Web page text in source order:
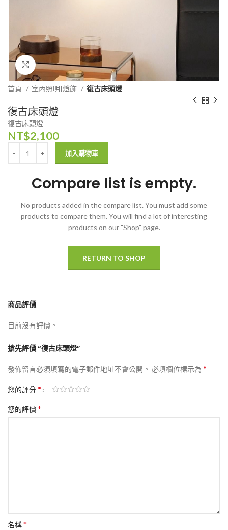
Click to enlarge
首頁 室內照明|燈飾 復古床頭燈
復古床頭燈
復古床頭燈
NT$2,100
加入購物車
Compare list is empty.
No products added in the compare list. You must add some
products to compare them. You will find a lot of interesting
products on our "Shop" page.
RETURN TO SHOP
商品評價
目前沒有評價。
搶先評價 “復古床頭燈”
發佈留言必須填寫的電子郵件地址不會公開。 必填欄位標示為 *
您的評分*
您的評價*
名稱*